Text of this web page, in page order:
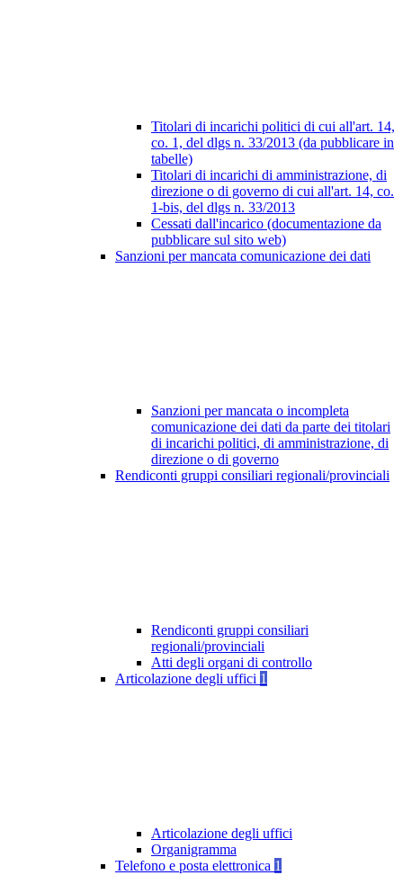
Titolari di incarichi politici di cui all'art. 14,
co. 1, del dlgs n. 33/2013 (da pubblicare in
tabelle)
Titolari di incarichi di amministrazione, di
direzione o di governo di cui all'art. 14, co.
1-bis, del dlgs n. 33/2013
Cessati dall'incarico (documentazione da
pubblicare sul sito web)
Sanzioni per mancata comunicazione dei dati
Sanzioni per mancata o incompleta
comunicazione dei dati da parte dei titolari
di incarichi politici, di amministrazione, di
direzione o di governo
Rendiconti gruppi consiliari regionali/provinciali
Rendiconti gruppi consiliari
regionali/provinciali
Atti degli organi di controllo
Articolazione degli uffici 1
Articolazione degli uffici
Organigramma
Telefono e posta elettronica 1